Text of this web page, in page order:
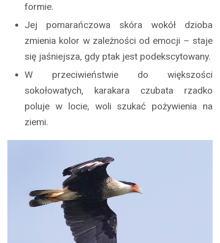
formie.
Jej pomarańczowa skóra wokół dzioba
zmienia kolor w zależności od emocji – staje
się jaśniejsza, gdy ptak jest podekscytowany.
W przeciwieństwie do większości
sokołowatych, karakara czubata rzadko
poluje w locie, woli szukać pożywienia na
ziemi.